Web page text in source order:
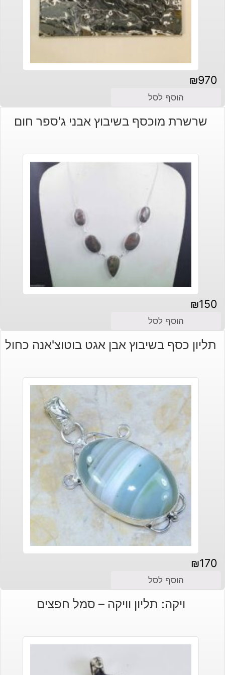
₪970
הוסף לסל
שרשרת מוכסף בשיבוץ אבני ג'ספר חום
₪150
הוסף לסל
תליון כסף בשיבוץ אבן אגט בוטוצ'אנה כחול
₪170
הוסף לסל
ויקה: תליון וויקה – סמל חפצים